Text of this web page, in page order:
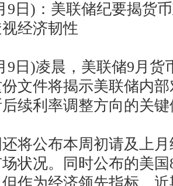
)：美联储纪要揭货币
经济韧性
)凌晨，美联储9月货
文件将揭示美联储内
续利率调整方向的关
公布本周初请及上月
状况。同时公布的美